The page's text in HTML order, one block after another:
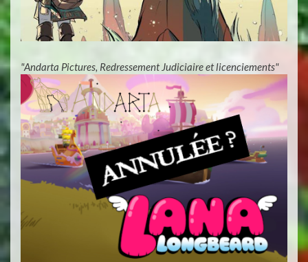
"Andarta Pictures, Redressement Judiciaire et licenciements"